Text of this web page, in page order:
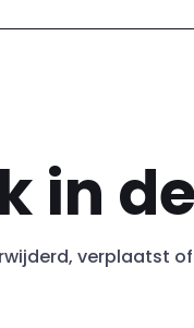
in
verplaatst